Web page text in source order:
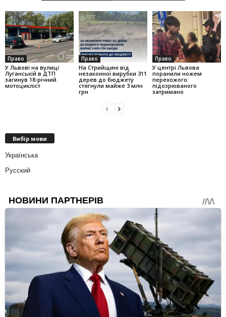
Право
У Львові на вулиці
Луганській в ДТП
загинув 18-річний
мотоцикліст
Право
На Стрийщині від
незаконної вирубки 311
дерев до бюджету
стягнули майже 3 млн
грн
Право
У центрі Львова
поранили ножем
перехожого:
підозрюваного
затримано
Вибір мови
Українська
Русский